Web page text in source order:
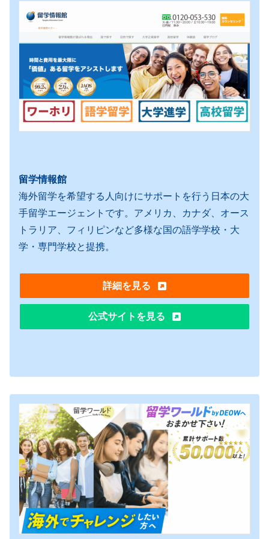
留学情報館
海外留学を希望する人向けにサポートを行う日本の大
手留学エージェントです。アメリカ、カナダ、オース
トラリア、フィリピンなど多様な国の語学学校・大
学・専門学校と提携。
詳細を見る
公式サイトを見る